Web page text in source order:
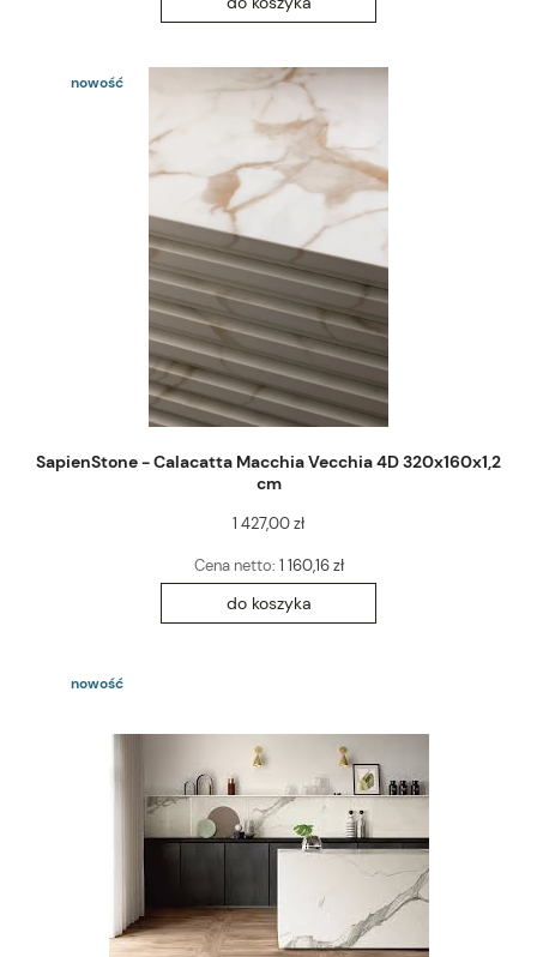
SapienStone - Calacatta Macchia Vecchia 4D 320x160x1,2
cm
1 427,00 zł
Cena netto: 1 160,16 zł
do koszyka
nowość
nowość